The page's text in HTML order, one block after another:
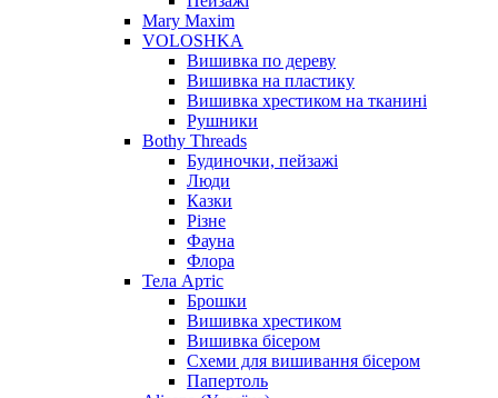
Mary Maxim
VOLOSHKA
Вишивка по дереву
Вишивка на пластику
Вишивка хрестиком на тканині
Рушники
Bothy Threads
Будиночки, пейзажі
Люди
Казки
Різне
Фауна
Флора
Тела Артіс
Брошки
Вишивка хрестиком
Вишивка бісером
Схеми для вишивання бісером
Папертоль